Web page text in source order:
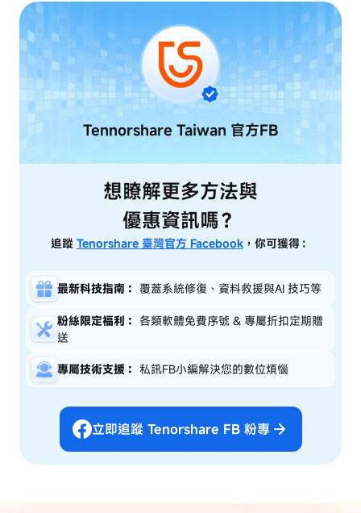
Tennorshare Taiwan 官方FB
想瞭解更多方法與
優惠資訊嗎？
追蹤 Tenorshare 臺灣官方 Facebook，你可獲得：
最新科技指南： 覆蓋系統修復、資料救援與AI 技巧等
粉絲限定福利： 各類軟體免費序號 & 專屬折扣定期贈
送
專屬技術支援： 私訊FB小編解決您的數位煩惱
立即追蹤 Tenorshare FB 粉專